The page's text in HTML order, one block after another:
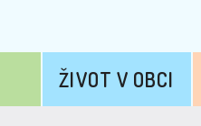
ŽIVOT V OBCI